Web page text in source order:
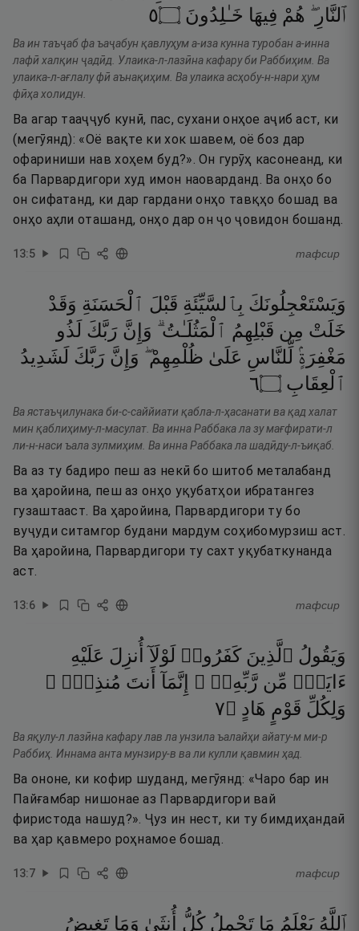
ٱلنَّارِ ۖ هُمْ فِيهَا خَـٰلِدُونَ ۝٥
Ва ин таъҷаб фа ъаҷабун қавлуҳум а-иза кунна туробан а-инна
лафӣ халқин ҷадӣд. Улаика-л-лазӣна кафару би Раббиҳим. Ва
улаика-л-ағлалу фӣ аънақиҳим. Ва улаика асҳобу-н-нари ҳум
фӣҳа холидун.
Ва агар тааҷҷуб кунӣ, пас, сухани онҳое аҷиб аст, ки
(мегӯянд): «Оё вақте ки хок шавем, оё боз дар
офариниши нав хоҳем буд?». Он гурӯҳ касонеанд, ки
ба Парвардигори худ имон наоварданд. Ва онҳо бо
он сифатанд, ки дар гардани онҳо тавқҳо бошад ва
онҳо аҳли оташанд, онҳо дар он ҷо ҷовидон бошанд.
13:5 тафсир
وَيَسْتَعْجِلُونَكَ بِٱلسَّيِّئَةِ قَبْلَ ٱلْحَسَنَةِ وَقَدْ
خَلَتْ مِن قَبْلِهِمُ ٱلْمَثُلَـٰتُ ۗ وَإِنَّ رَبَّكَ لَذُو
مَغْفِرَةٍۢ لِّلنَّاسِ عَلَىٰ ظُلْمِهِمْ ۖ وَإِنَّ رَبَّكَ لَشَدِيدُ
ٱلْعِقَابِ ۝٦
Ва ястаъҷилунака би-с-саййиати қабла-л-ҳасанати ва қад халат
мин қаблиҳиму-л-масулат. Ва инна Раббака ла зу мағфирати-л
ли-н-наси ъала зулмиҳим. Ва инна Раббака ла шадӣду-л-ъиқаб.
Ва аз ту бадиро пеш аз некӣ бо шитоб металабанд
ва ҳаройина, пеш аз онҳо уқубатҳои ибратангез
гузаштааст. Ва ҳаройина, Парвардигори ту бо
вуҷуди ситамгор будани мардум соҳибомурзиш аст.
Ва ҳаройина, Парвардигори ту сахт уқубаткунанда
аст.
13:6 тафсир
وَيَقُولُ ٱلَّذِينَ كَفَرُوا۟ لَوْلَآ أُنزِلَ عَلَيْهِ
ءَايَةٌۭ مِّن رَّبِّهِۦٓ ۗ إِنَّمَآ أَنتَ مُنذِرٌۭ ۖ
وَلِكُلِّ قَوْمٍ هَادٍ ۝٧
Ва яқулу-л лазӣна кафару лав ла унзила ъалайҳи айату-м ми-р
Раббиҳ. Иннама анта мунзиру-в ва ли кулли қавмин ҳад.
Ва ононе, ки кофир шуданд, мегӯянд: «Чаро бар ин
Пайғамбар нишонае аз Парвардигори вай
фиристода нашуд?». Ҷуз ин нест, ки ту бимдиҳандаӣ
ва ҳар қавмеро роҳнамое бошад.
13:7 тафсир
ٱللَّهُ يَعْلَمُ مَا تَحْمِلُ كُلُّ أُنثَىٰ وَمَا تَغِيضُ